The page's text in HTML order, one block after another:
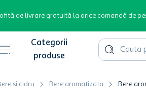
de livrare gratuită la orice comandă de
Cauta produse
si cidru Bere aromatizata Bere